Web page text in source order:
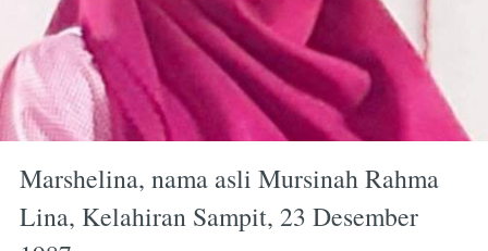
Marshelina, nama asli Mursinah Rahma
Lina, Kelahiran Sampit, 23 Desember